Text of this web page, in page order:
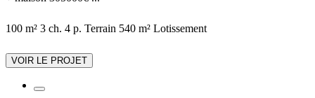
100 m² 3 ch. 4 p. Terrain 540 m² Lotissement
VOIR LE PROJET